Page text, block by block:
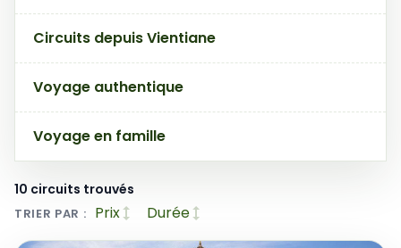
Circuits depuis Vientiane
Voyage authentique
Voyage en famille
10 circuits trouvés
TRIER PAR : Prix Durée